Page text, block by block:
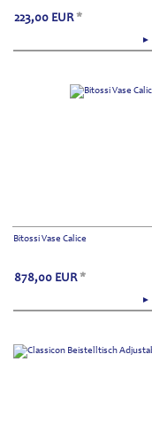
►
223,00 EUR *
Bitossi Vase Calice
►
878,00 EUR *